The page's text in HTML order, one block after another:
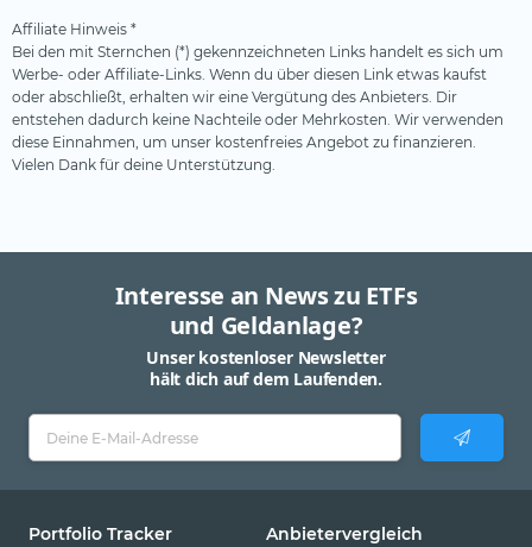
Affiliate Hinweis *
Bei den mit Sternchen (*) gekennzeichneten Links handelt es sich um
Werbe- oder Affiliate-Links. Wenn du über diesen Link etwas kaufst
oder abschließt, erhalten wir eine Vergütung des Anbieters. Dir
entstehen dadurch keine Nachteile oder Mehrkosten. Wir verwenden
diese Einnahmen, um unser kostenfreies Angebot zu finanzieren.
Vielen Dank für deine Unterstützung.
Interesse an News zu ETFs
und Geldanlage?
Unser kostenloser Newsletter
hält dich auf dem Laufenden.
Portfolio Tracker Anbietervergleich